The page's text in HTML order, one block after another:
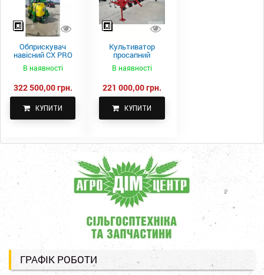
Обприскувач
навісний CX PRO
В наявності
322 500,00 грн.
КУПИТИ
Культиватор
просапний
КПН-5,6-05
В наявності
221 000,00 грн.
КУПИТИ
ГРАФІК РОБОТИ